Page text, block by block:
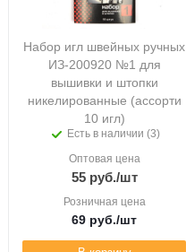
Набор игл швейных ручных
ИЗ-200920 №1 для
вышивки и штопки
никелированные (ассорти
10 игл)
Есть в наличии (3)
Оптовая цена
55руб./шт
Розничная цена
69 руб./шт